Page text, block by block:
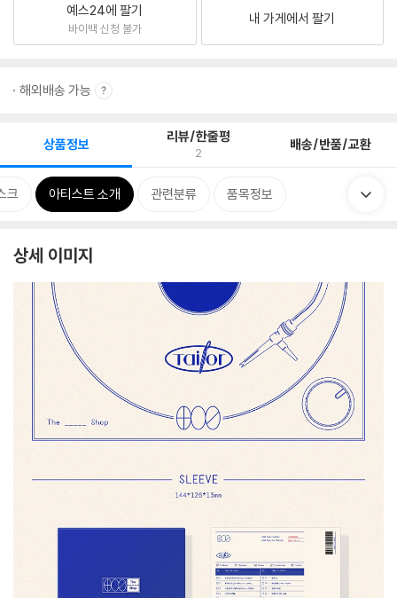
예스24에 팔기
바이백 신청 불가
내 가게에서 팔기
해외배송 가능
상품정보 리뷰/한줄평
2 배송/반품/교환
크 아티스트 소개 관련분류 품목정보
상세 이미지